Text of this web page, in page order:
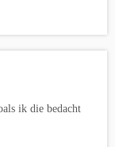
ik die bedacht